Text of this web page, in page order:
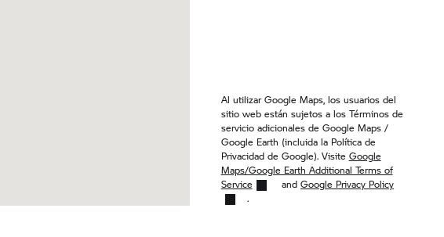
Al utilizar Google Maps, los usuarios del
sitio web están sujetos a los Términos de
servicio adicionales de Google Maps /
Google Earth (incluida la Política de
Privacidad de Google). Visite Google
Maps/Google Earth Additional Terms of
Service
andGoogle Privacy Policy
.